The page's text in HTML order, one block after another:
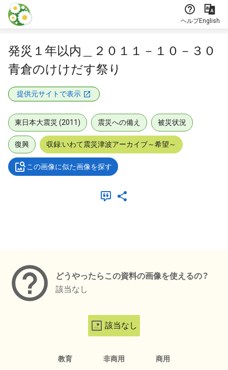
本文に飛ぶ
ヘルプEnglish
発災１年以内＿２０１１－１０－３０
青倉のけけだす祭り
提供元サイトで表示
東日本大震災 (2011) 震災への備え 被災状況
復興 収録:いわて震災津波アーカイブ～希望～
この画像に似た画像を探す
どうやったらこの資料の画像を使えるの？
該当なし
該当なし
教育 非商用 商用